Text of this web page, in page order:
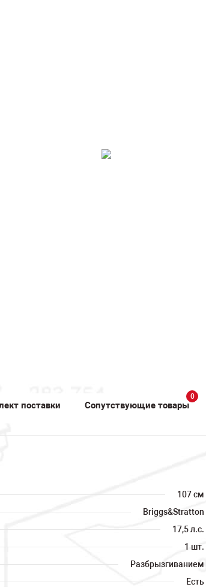
поставки Сопутствующие товары
0
107 см
Briggs&Stratton
17,5 л.с.
1 шт.
Разбрызгиванием
Есть